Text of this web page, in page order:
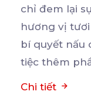
chỉ đem lại
hương vị
bí quyết nấu
tiệc thêm
Chi tiết